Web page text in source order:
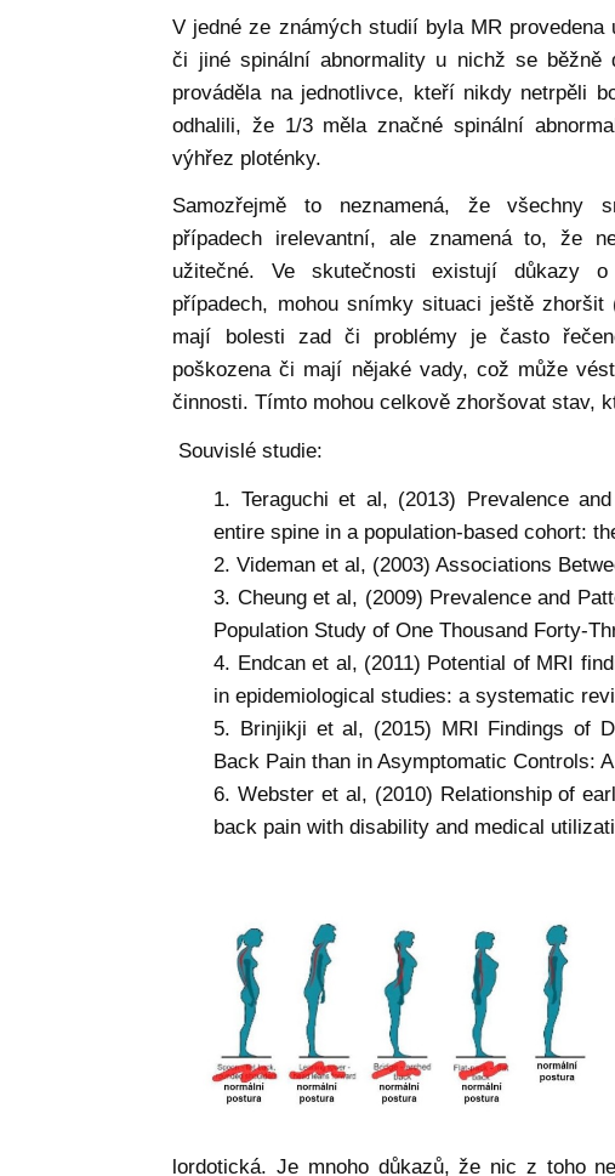
V jedné ze známých studií byla MR
či jiné spinální abnormality u nichž se běžně
prováděla na jednotlivce, kteří nikdy netrpěli
odhalili, že 1/3 měla značné spinální
výhřez ploténky.
Samozřejmě to neznamená, že všechny
případech irelevantní, ale znamená to, že
užitečné. Ve skutečnosti existují důkazy
případech, mohou snímky situaci ještě
mají bolesti zad či problémy je často
poškozena či mají nějaké vady, což může
činnosti. Tímto mohou celkově zhoršovat stav,
Souvislé studie:
Teraguchi et al, (2013) Prevalence
entire spine in a population-based cohort:
Videman et al, (2003) Associations
Cheung et al, (2009) Prevalence and
Population Study of One Thousand Forty-
Endcan et al, (2011) Potential of MRI
in epidemiological studies: a systematic
Brinjikji et al, (2015) MRI Findings of
Back Pain than in Asymptomatic Controls:
Webster et al, (2010) Relationship of
back pain with disability and medical
lordotická. Je mnoho důkazů, že nic z toho